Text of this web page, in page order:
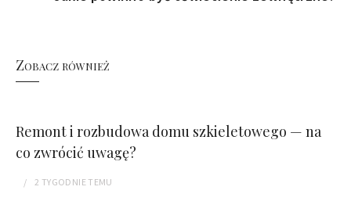
Zobacz również
Remont i rozbudowa domu szkieletowego — na
co zwrócić uwagę?
2 TYGODNIE TEMU